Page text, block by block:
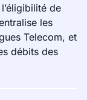
de
les
Telecom, et
débits des